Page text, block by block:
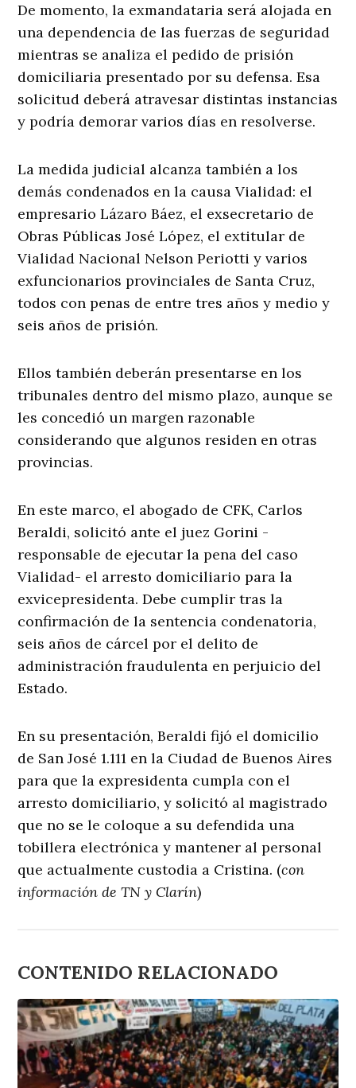
De momento, la exmandataria será alojada en
una dependencia de las fuerzas de seguridad
mientras se analiza el pedido de prisión
domiciliaria presentado por su defensa. Esa
solicitud deberá atravesar distintas instancias
y podría demorar varios días en resolverse.
La medida judicial alcanza también a los
demás condenados en la causa Vialidad: el
empresario Lázaro Báez, el exsecretario de
Obras Públicas José López, el extitular de
Vialidad Nacional Nelson Periotti y varios
exfuncionarios provinciales de Santa Cruz,
todos con penas de entre tres años y medio y
seis años de prisión.
Ellos también deberán presentarse en los
tribunales dentro del mismo plazo, aunque se
les concedió un margen razonable
considerando que algunos residen en otras
provincias.
En este marco, el abogado de CFK, Carlos
Beraldi, solicitó ante el juez Gorini -
responsable de ejecutar la pena del caso
Vialidad- el arresto domiciliario para la
exvicepresidenta. Debe cumplir tras la
confirmación de la sentencia condenatoria,
seis años de cárcel por el delito de
administración fraudulenta en perjuicio del
Estado.
En su presentación, Beraldi fijó el domicilio
de San José 1.111 en la Ciudad de Buenos Aires
para que la expresidenta cumpla con el
arresto domiciliario, y solicitó al magistrado
que no se le coloque a su defendida una
tobillera electrónica y mantener al personal
que actualmente custodia a Cristina. (con
información de TN y Clarín)
CONTENIDO RELACIONADO